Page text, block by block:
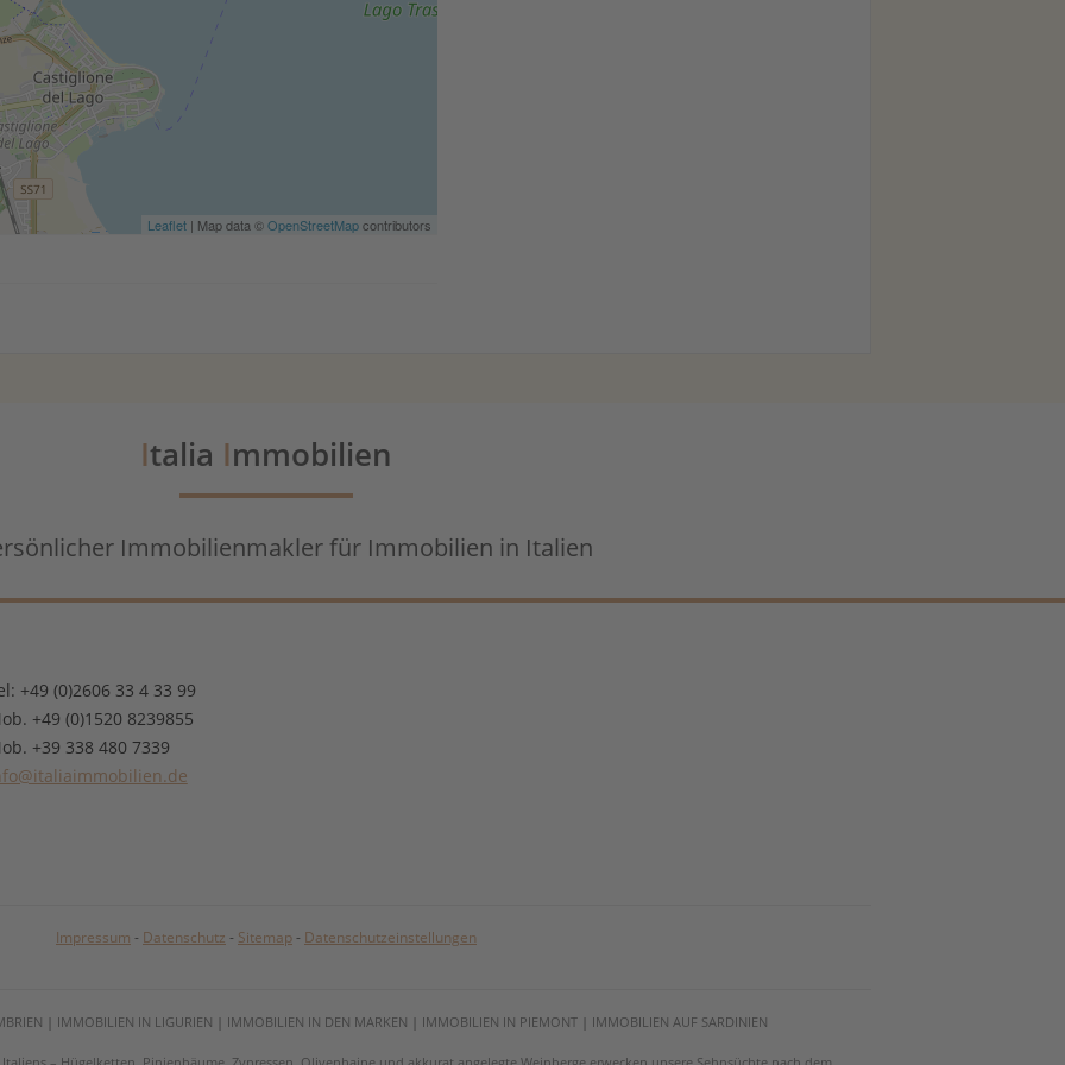
Leaflet| Map data ©OpenStreetMapcontributors
Italia Immobilien
Immobilienmakler für Immobilien in Italien
+49 (0)2606 33 4 33 99
+49 (0)1520 8239855
+39 338 480 7339
Impressum - Datenschutz - Sitemap- Datenschutzeinstellungen
| IMMOBILIEN IN LIGURIEN | IMMOBILIEN IN DEN MARKEN | IMMOBILIEN IN PIEMONT | IMMOBILIEN AUF SARDINIEN